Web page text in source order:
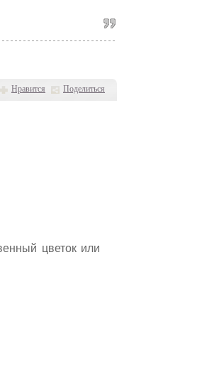
Нравится Поделиться
цветок или